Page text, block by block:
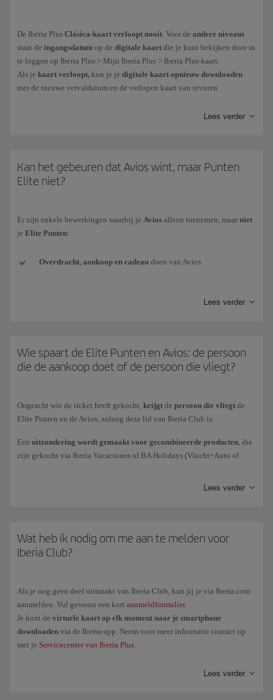
Vooraankopen die zijn gedaan met creditcardsvan onze financiële
partners. Meer informatie over onzefinanciële partners.
In je dagelijks leven, via meer dan
gekoppeld zijn
van het programma.
overgedragenenworden niet verkregen bij aanschaf vantickets met
Avios.
De Iberia Plus Clásica-kaart verloopt nooit. Voor de andere niveaus
staat de ingangsdatum op de digitale kaart die je kunt bekijken door in
te loggen op Iberia Plus > Mijn Iberia Plus > Iberia Plus-kaart.
Als je kaart verloopt, kun je je digitale kaart opnieuw downloaden
met de nieuwe vervaldatum en de verlopen kaart van tevoren
Lees verder
Kan het gebeuren dat Avios wint, maar Punten
Elite niet?
Er zijn enkele bewerkingen waarbij je Avios alleen toenemen, maar niet
je Elite Punten:
Overdracht, aankoop en cadeau doen van Avios.
nieuwe creditcard).
Avios ontvangen als aanbieding als bonus van de
Avios gekregen als prijsin wedstrijden of loterijen (zowel voor
GeschonkenAvios als compensatie voor incidenten.
(hoe je Elite Punten verdient op
Vergeet niet dat het krijgen van Elite Punten voor de aankoop van
tickets en aanvullende diensten bij Iberia of een van de
voor gespaarde Avios is alleen van toepassing op gedane aankopen via
de merken die aan het programma zijn gekoppeld.
Lees verder
Wie spaart de Elite Punten en Avios: de persoon
die de aankoop doet of de persoon die vliegt?
Ongeacht wie de ticket heeft gekocht, krijgt de persoon die vliegt de
Elite Punten en de Avios, zolang deze lid van Iberia Club is.
Een uitzondering wordt gemaakt voor gecombineerde producten, die
zijn gekocht via Iberia Vacaciones of BA Holidays (Vlucht+Auto of
pakket doet, krijgt alle Elite Punten die bij deze aankoop horen (1 Elite
passagier afzonderlijk gespaard.
Lees verder
Wat heb ik nodig om me aan te melden voor
Iberia Club?
Als je nog geen deel uitmaakt van Iberia Club, kun jij je via Iberia.com
aanmelden. Vul gewoon een kort aanmeldformulier.
Je kunt de virtuele kaart op elk moment naar je smartphone
downloaden via de Iberia-app. Neem voor meer informatie contact op
met je Servicecenter van Iberia Plus.
Lees verder